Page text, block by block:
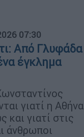
07:30
Από Γλυφάδα
έγκλημα
γιατί η Αθήνα
και γιατί στις
άνθρωποι